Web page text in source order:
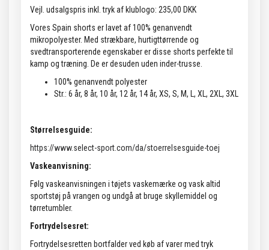
Vejl. udsalgspris inkl. tryk af klublogo: 235,00 DKK
Vores Spain shorts er lavet af 100% genanvendt
mikropolyester. Med strækbare, hurtigttørrende og
svedtransporterende egenskaber er disse shorts perfekte til
kamp og træning. De er desuden uden inder-trusse.
100% genanvendt polyester
Str.: 6 år, 8 år, 10 år, 12 år, 14 år, XS, S, M, L, XL, 2XL, 3XL
Størrelsesguide:
https://www.select-sport.com/da/stoerrelsesguide-toej
Vaskeanvisning:
Følg vaskeanvisningen i tøjets vaskemærke og vask altid
sportstøj på vrangen og undgå at bruge skyllemiddel og
tørretumbler.
Fortrydelsesret:
Fortrydelsesretten bortfalder ved køb af varer med tryk